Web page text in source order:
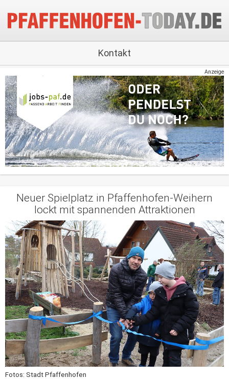
Kontakt
Anzeige
Neuer Spielplatz in Pfaffenhofen-Weihern
lockt mit spannenden Attraktionen
Fotos: Stadt Pfaffenhofen